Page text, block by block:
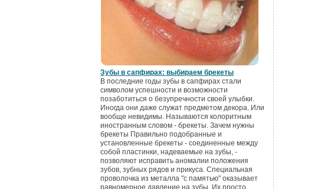
Зубы в сапфирах: выбираем брекеты
В последние годы зубы в сапфирах стали
символом успешности и возможности
позаботиться о безупречности своей улыбки.
Иногда они даже служат предметом декора. Или
вообще невидимы. Называются колоритным
иностранным словом - брекеты. Зачем нужны
брекеты Правильно подобранные и
установленные брекеты - соединенные между
собой пластинки, надеваемые на зубы, -
позволяют исправить аномалии положения
зубов, зубных рядов и прикуса. Специальная
проволочка из металла "с памятью" оказывает